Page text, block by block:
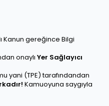
Kanun gereğince Bilgi
onaylı Yer Sağlayıcı
yani (TPE) tarafındandan
Kamuoyuna saygıyla